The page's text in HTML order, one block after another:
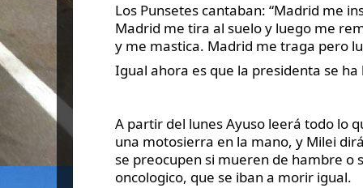
Los Punsetes cantaban: “Madrid me
Madrid me tira al suelo y luego me
y me mastica. Madrid me traga pero
Igual ahora es que la presidenta se
A partir del lunes Ayuso leerá todo lo
una motosierra en la mano, y Milei
se preocupen si mueren de hambre o
oncologico, que se iban a morir igual.